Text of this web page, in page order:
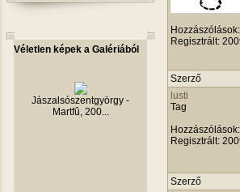
Véletlen képek a Galériából
III. Polgárőrnap
Hozzászólások:
Regisztrált:
Szerző
lusti
Tag
Hozzászólások:
Regisztrált:
Szerző